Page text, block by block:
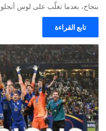
بنجاح، بعدما تغلّب على لوس
تابع القراءة